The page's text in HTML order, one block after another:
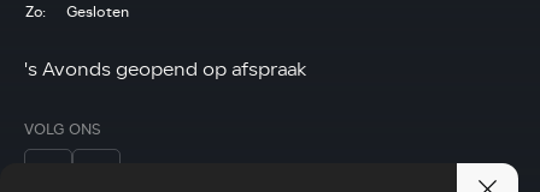
Zo:
Gesloten
's Avonds geopend op afspraak
VOLG ONS